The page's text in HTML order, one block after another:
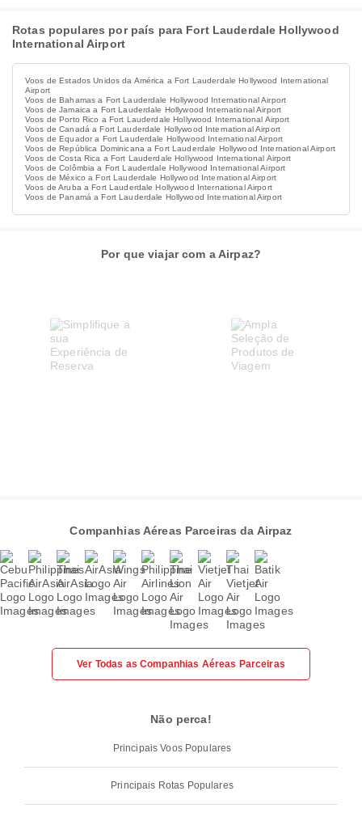
Rotas populares por país para Fort Lauderdale Hollywood
International Airport
Voos de Estados Unidos da América a Fort Lauderdale Hollywood International
Airport
Voos de Bahamas a Fort Lauderdale Hollywood International Airport
Voos de Jamaica a Fort Lauderdale Hollywood International Airport
Voos de Porto Rico a Fort Lauderdale Hollywood International Airport
Voos de Canadá a Fort Lauderdale Hollywood International Airport
Voos de Equador a Fort Lauderdale Hollywood International Airport
Voos de República Dominicana a Fort Lauderdale Hollywood International Airport
Voos de Costa Rica a Fort Lauderdale Hollywood International Airport
Voos de Colômbia a Fort Lauderdale Hollywood International Airport
Voos de México a Fort Lauderdale Hollywood International Airport
Voos de Aruba a Fort Lauderdale Hollywood International Airport
Voos de Panamá a Fort Lauderdale Hollywood International Airport
Por que viajar com a Airpaz?
Companhias Aéreas Parceiras da Airpaz
Ver Todas as Companhias Aéreas Parceiras
Não perca!
Principais Voos Populares
Principais Rotas Populares